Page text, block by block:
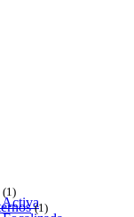
Activa
(1)
(1)